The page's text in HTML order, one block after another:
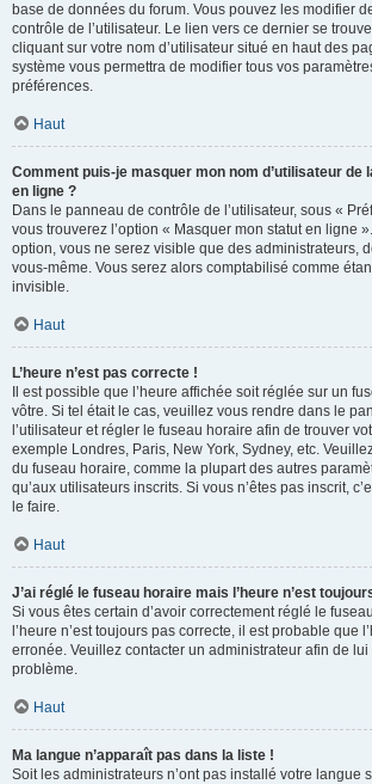
base de données du forum. Vous pouvez les modifier
contrôle de l’utilisateur. Le lien vers ce dernier se
cliquant sur votre nom d’utilisateur situé en haut des
système vous permettra de modifier tous vos
préférences.
Haut
Comment puis-je masquer mon nom d’utilisateur de
en ligne ?
Dans le panneau de contrôle de l’utilisateur, sous «
vous trouverez l’option « Masquer mon statut en ligne
option, vous ne serez visible que des administrateurs,
vous-même. Vous serez alors comptabilisé comme
invisible.
Haut
L’heure n’est pas correcte !
Il est possible que l’heure affichée soit réglée sur un
vôtre. Si tel était le cas, veuillez vous rendre dans le
l’utilisateur et régler le fuseau horaire afin de trouver
exemple Londres, Paris, New York, Sydney, etc.
du fuseau horaire, comme la plupart des autres
qu’aux utilisateurs inscrits. Si vous n’êtes pas inscrit,
le faire.
Haut
J’ai réglé le fuseau horaire mais l’heure n’est
Si vous êtes certain d’avoir correctement réglé le
l’heure n’est toujours pas correcte, il est probable que
erronée. Veuillez contacter un administrateur afin de
problème.
Haut
Ma langue n’apparaît pas dans la liste !
Soit les administrateurs n’ont pas installé votre langue